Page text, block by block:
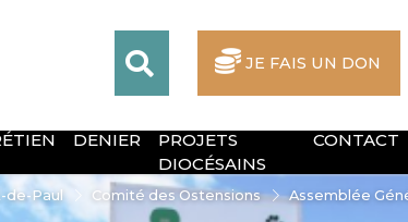
JE FAIS UN DON
DENIER
PROJETS
DIOCÉSAINS
CONTACT
de-Paul Comité des Ostensions Assemblée